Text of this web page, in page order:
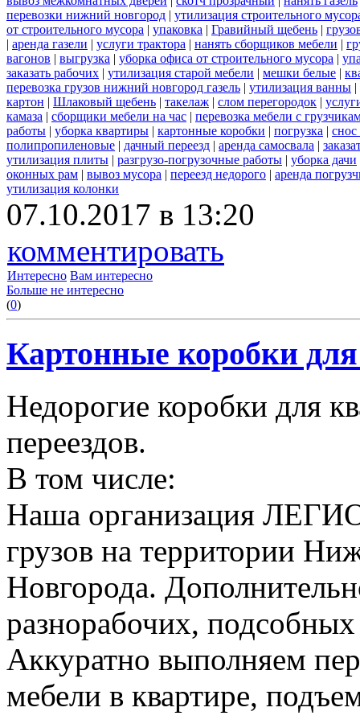
перевозки нижний новгород | утилизация строительного
от строительного мусора | упаковка | Гравийный щебень |
| аренда газели | услуги трактора | нанять сборщиков мебели |
вагонов | выгрузка | уборка офиса от строительного мусора |
заказать рабочих | утилизация старой мебели | мешки белые |
перевозка грузов нижний новгород газель | утилизация ванны |
картон | Шлаковый щебень | такелаж | слом перегородок |
камаза | сборщики мебели на час | перевозка мебели с
работы | уборка квартиры | картонные коробки | погрузка | снос
полипропиленовые | дачный переезд | аренда самосвала |
утилизация плиты | разгрузо-погрузочные работы | уборка дачи
оконных рам | вывоз мусора | переезд недорого | аренда
утилизация колонки
07.10.2017 в 13:20
комментировать
Интересно Вам интересно
Больше не интересно
(0)
Картонные коробки для
Недорогие коробки для
переездов.
В том числе:
Наша организация
грузов на территории
Новгорода.
разнорабочих,
Аккуратно выполняем
мебели в квартире,